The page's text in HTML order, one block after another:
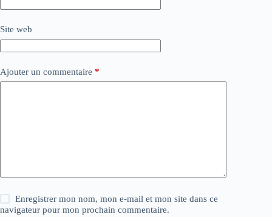
Site web
Ajouter un commentaire *
Enregistrer mon nom, mon e-mail et mon site dans ce
navigateur pour mon prochain commentaire.